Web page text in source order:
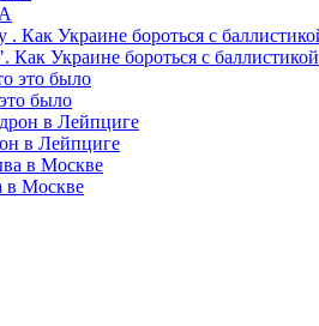
Как Украине бороться с баллистикой
было
в Лейпциге
в Москве